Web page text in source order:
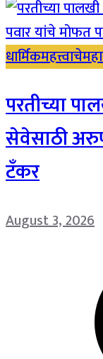
धार्मिकमहत्त्वाचे
परतीच्या
सेवेसाठी
टँकर
August 3, 2026